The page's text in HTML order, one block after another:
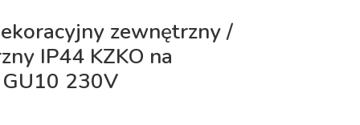
zewnętrzny /
IP44 KZKO na
230V